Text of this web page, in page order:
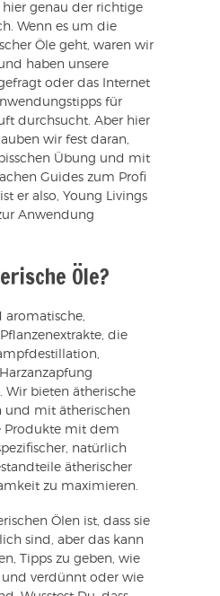
hier genau der richtige
Wenn es um die
Öle geht, waren wir
haben unsere
oder das Internet
für
durchsucht. Aber hier
wir fest daran,
Übung und mit
Guides zum Profi
er also, Young Livings
Anwendung
Öle?
aromatische,
die
Wir bieten ätherische
und mit ätherischen
Produkte mit dem
natürlich
ätherischer
zu maximieren.
Ölen ist, dass sie
sind, aber das kann
Tipps zu geben, wie
verdünnt oder wie